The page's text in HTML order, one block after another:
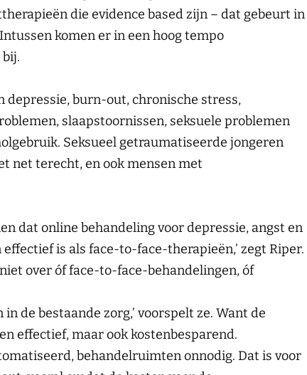
die evidence based zijn – dat gebeurt in
komen er in een hoog tempo
depressie, burn-out, chronische stress,
slaapstoornissen, seksuele problemen
Seksueel getraumatiseerde jongeren
net terecht, en ook mensen met
dat online behandeling voor depressie, angst en
is als face-to-face-therapieën,’ zegt Riper.
over óf face-to-face-behandelingen, óf
de bestaande zorg,’ voorspelt ze. Want de
effectief, maar ook kostenbesparend.
behandelruimten onnodig. Dat is voor